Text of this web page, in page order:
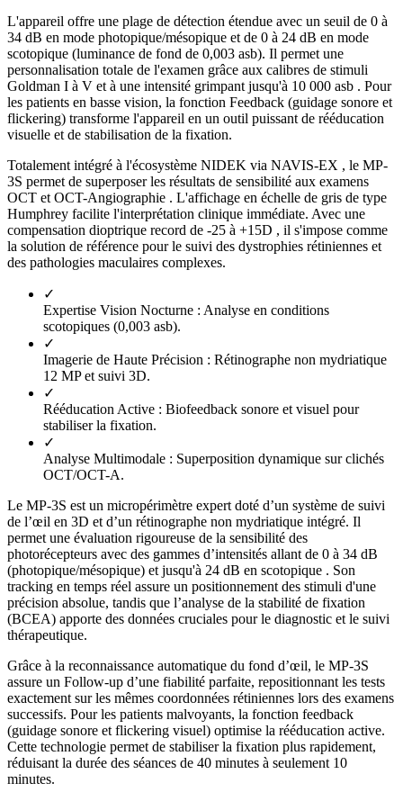
L'appareil offre une plage de détection étendue avec un seuil de 0 à
34 dB en mode photopique/mésopique et de 0 à 24 dB en mode
scotopique (luminance de fond de 0,003 asb). Il permet une
personnalisation totale de l'examen grâce aux calibres de stimuli
Goldman I à V et à une intensité grimpant jusqu'à 10 000 asb . Pour
les patients en basse vision, la fonction Feedback (guidage sonore et
flickering) transforme l'appareil en un outil puissant de rééducation
visuelle et de stabilisation de la fixation.
Totalement intégré à l'écosystème NIDEK via NAVIS-EX , le MP-
3S permet de superposer les résultats de sensibilité aux examens
OCT et OCT-Angiographie . L'affichage en échelle de gris de type
Humphrey facilite l'interprétation clinique immédiate. Avec une
compensation dioptrique record de -25 à +15D , il s'impose comme
la solution de référence pour le suivi des dystrophies rétiniennes et
des pathologies maculaires complexes.
✓
Expertise Vision Nocturne : Analyse en conditions
scotopiques (0,003 asb).
✓
Imagerie de Haute Précision : Rétinographe non mydriatique
12 MP et suivi 3D.
✓
Rééducation Active : Biofeedback sonore et visuel pour
stabiliser la fixation.
✓
Analyse Multimodale : Superposition dynamique sur clichés
OCT/OCT-A.
Le MP-3S est un micropérimètre expert doté d’un système de suivi
de l’œil en 3D et d’un rétinographe non mydriatique intégré. Il
permet une évaluation rigoureuse de la sensibilité des
photorécepteurs avec des gammes d’intensités allant de 0 à 34 dB
(photopique/mésopique) et jusqu'à 24 dB en scotopique . Son
tracking en temps réel assure un positionnement des stimuli d'une
précision absolue, tandis que l’analyse de la stabilité de fixation
(BCEA) apporte des données cruciales pour le diagnostic et le suivi
thérapeutique.
Grâce à la reconnaissance automatique du fond d’œil, le MP-3S
assure un Follow-up d’une fiabilité parfaite, repositionnant les tests
exactement sur les mêmes coordonnées rétiniennes lors des examens
successifs. Pour les patients malvoyants, la fonction feedback
(guidage sonore et flickering visuel) optimise la rééducation active.
Cette technologie permet de stabiliser la fixation plus rapidement,
réduisant la durée des séances de 40 minutes à seulement 10
minutes.